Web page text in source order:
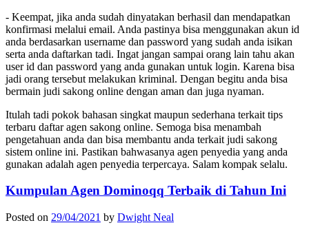
- Keempat, jika anda sudah dinyatakan berhasil dan mendapatkan
konfirmasi melalui email. Anda pastinya bisa menggunakan akun id
anda berdasarkan username dan password yang sudah anda isikan
serta anda daftarkan tadi. Ingat jangan sampai orang lain tahu akan
user id dan password yang anda gunakan untuk login. Karena bisa
jadi orang tersebut melakukan kriminal. Dengan begitu anda bisa
bermain judi sakong online dengan aman dan juga nyaman.
Itulah tadi pokok bahasan singkat maupun sederhana terkait tips
terbaru daftar agen sakong online. Semoga bisa menambah
pengetahuan anda dan bisa membantu anda terkait judi sakong
sistem online ini. Pastikan bahwasanya agen penyedia yang anda
gunakan adalah agen penyedia terpercaya. Salam kompak selalu.
Kumpulan Agen Dominoqq Terbaik di Tahun Ini
Posted on 29/04/2021 by Dwight Neal